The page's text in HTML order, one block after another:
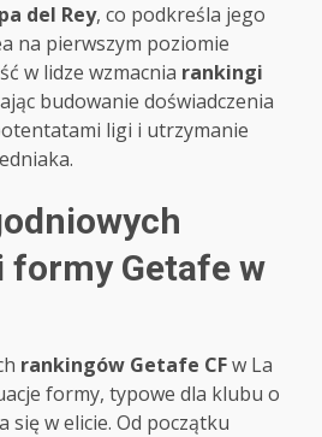
del Rey, co podkreśla jego
na pierwszym poziomie
w lidze wzmacnia rankingi
budowanie doświadczenia
ligi i utrzymanie
formy Getafe w
rankingów Getafe CFw La
formy, typowe dla klubu o
się w elicie. Od początku